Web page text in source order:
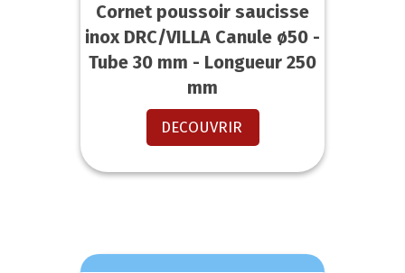
Cornet poussoir saucisse
inox DRC/VILLA Canule ø50 -
Tube 30 mm - Longueur 250
mm
DECOUVRIR